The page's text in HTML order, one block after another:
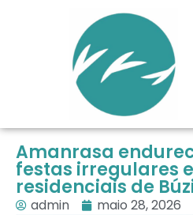
Amanrasa
festas irregulares
residenciais de
admin maio 28, 2026